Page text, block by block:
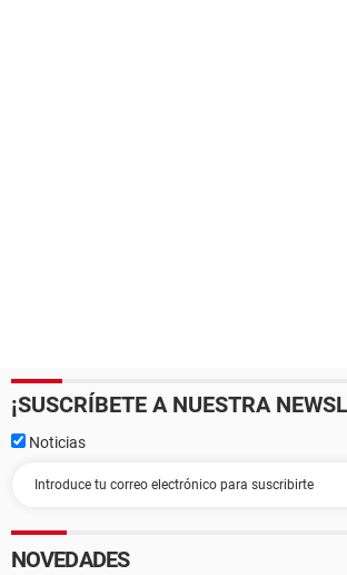
¡SUSCRÍBETE A NUESTRA
Noticias
NOVEDADES